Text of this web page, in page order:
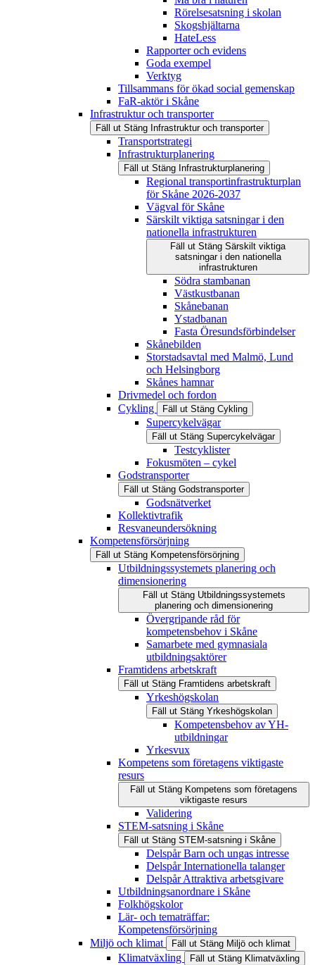
Rörelsesatsning i skolan
Skogshjältarna
HateLess
Rapporter och evidens
Goda exempel
Verktyg
Tillsammans för ökad social gemenskap
FaR-aktör i Skåne
Infrastruktur och transporter
Fäll ut Stäng Infrastruktur och transporter
Transportstrategi
Infrastrukturplanering
Fäll ut Stäng Infrastrukturplanering
Regional transportinfrastrukturplan
för Skåne 2026-2037
Vägval för Skåne
Särskilt viktiga satsningar i den
nationella infrastrukturen
Fäll ut Stäng Särskilt viktiga
satsningar i den nationella
infrastrukturen
Södra stambanan
Västkustbanan
Skånebanan
Ystadbanan
Fasta Öresundsförbindelser
Skånebilden
Storstadsavtal med Malmö, Lund
och Helsingborg
Skånes hamnar
Drivmedel och fordon
Cykling
Fäll ut Stäng Cykling
Supercykelvägar
Fäll ut Stäng Supercykelvägar
Testcyklister
Fokusmöten – cykel
Godstransporter
Fäll ut Stäng Godstransporter
Godsnätverket
Kollektivtrafik
Resvaneundersökning
Kompetensförsörjning
Fäll ut Stäng Kompetensförsörjning
Utbildningssystemets planering och
dimensionering
Fäll ut Stäng Utbildningssystemets
planering och dimensionering
Övergripande råd för
kompetensbehov i Skåne
Samarbete med gymnasiala
utbildningsaktörer
Framtidens arbetskraft
Fäll ut Stäng Framtidens arbetskraft
Yrkeshögskolan
Fäll ut Stäng Yrkeshögskolan
Kompetensbehov av YH-
utbildningar
Yrkesvux
Kompetens som företagens viktigaste
resurs
Fäll ut Stäng Kompetens som företagens
viktigaste resurs
Validering
STEM-satsning i Skåne
Fäll ut Stäng STEM-satsning i Skåne
Delspår Barn och ungas intresse
Delspår Internationella talanger
Delspår Attraktiva arbetsgivare
Utbildningsanordnare i Skåne
Folkhögskolor
Lär- och tematräffar:
Kompetensförsörjning
Miljö och klimat
Fäll ut Stäng Miljö och klimat
Klimatväxling Fäll ut Stäng Klimatväxling